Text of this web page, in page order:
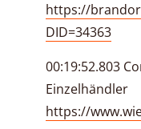
https://
DID=34363
00:19:52.803
Einzelhändler
https://